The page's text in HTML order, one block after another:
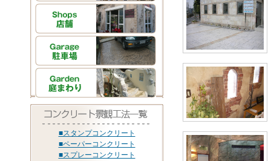
■スタンプコンクリート
■ペーパーコンクリート
■スプレーコンクリート